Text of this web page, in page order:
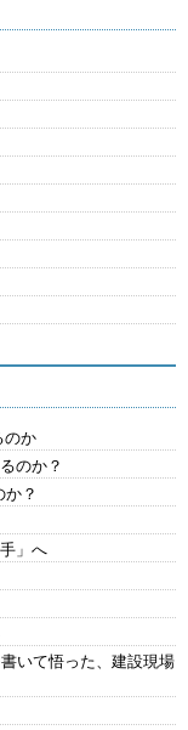
のか
のか？
？
」へ
いて悟った、建設現場